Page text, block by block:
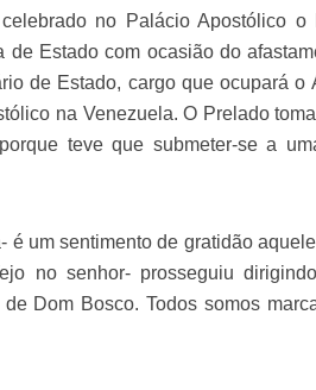
no Palácio Apostólico o
Estado com ocasião do
de Estado, cargo que ocupará o
na Venezuela. O Prelado
teve que submeter-se a
é um sentimento de gratidão
no senhor- prosseguiu
Dom Bosco. Todos somos